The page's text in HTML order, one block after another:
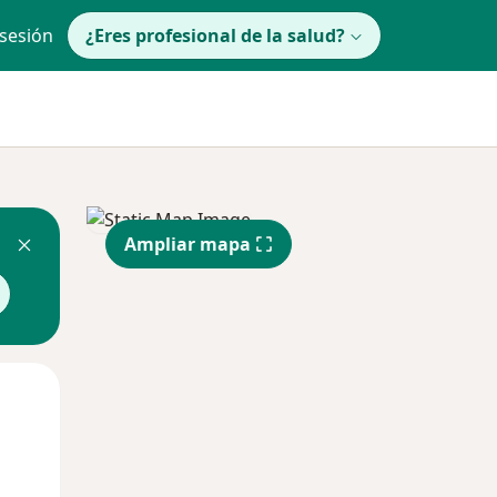
¿Eres profesional de la salud?
Ampliar mapa